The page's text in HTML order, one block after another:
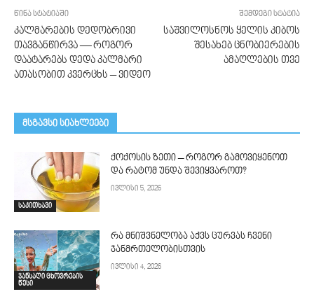
წინა სტატიაში
კალმარების დედობრივი
თავგანწირვა — როგორ
დაატარებს დედა კალმარი
ათასობით კვერცხს – ვიდეო
შემდეგი სტატია
საშვილოსნოს ყელის კიბოს
შესახებ ცნობიერების
ამაღლების თვე
მსგავსი სიახლეები
საკითხავი
ქოქოსის ზეთი – როგორ გამოვიყენოთ
და რატომ უნდა შევიყვაროთ?
ივლისი 5, 2026
ჯანსაღი ცხოვრების
წესი
რა მნიშვნელობა აქვს ცურვას ჩვენი
ჯანმრთელობისთვის
ივლისი 4, 2026